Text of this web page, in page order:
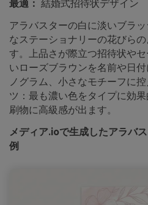
最適： 結婚式招待状デザイン
アラバスターの白に淡いブラ
なステーショナリーの花びら
す。上品さが際立つ招待状や
いローズブラウンを名前や日
ノグラム、小さなモチーフに
ツ：最も濃い色をタイプに効
刷物に高級感が出ます。
メディア.ioで生成したアラバ
例